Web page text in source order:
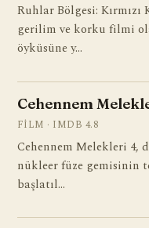
Ruhlar Bölgesi: Kırmızı
gerilim ve korku filmi
öyküsüne y…
Cehennem
FILM · IMDB 4.8
Cehennem Melekleri 4,
nükleer füze gemisinin
başlatıl…